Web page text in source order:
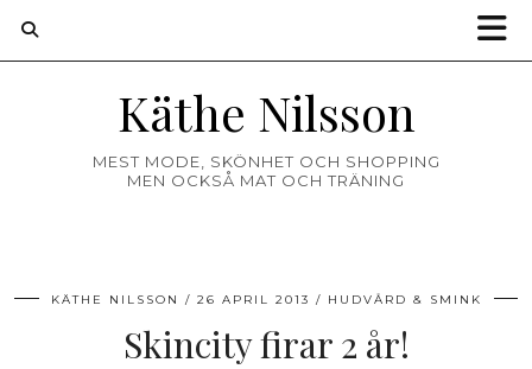
Käthe Nilsson
MEST MODE, SKÖNHET OCH SHOPPING
MEN OCKSÅ MAT OCH TRÄNING
KÄTHE NILSSON 26 APRIL 2013 HUDVÅRD & SMINK
Skincity firar 2 år!